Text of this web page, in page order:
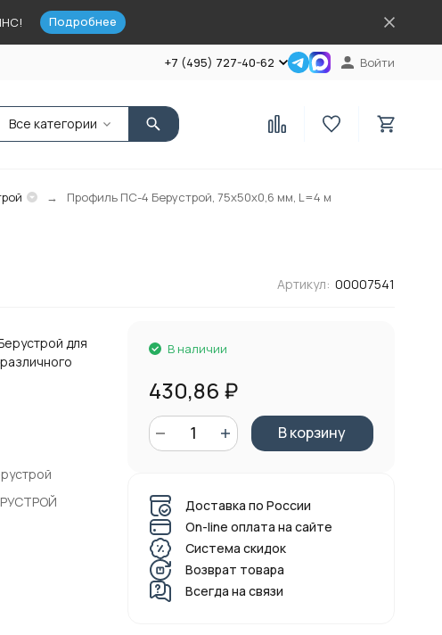
Подробнее
+7 (495) 727-40-62 Войти
Все категории
Профиль ПС-4 Берустрой, 75х50х0,6 мм, L=4 м
Артикул: 00007541
для
В наличии
430,86 ₽
В корзину
Доставка по России
On-line оплата на сайте
Система скидок
Возврат товара
Всегда на связи